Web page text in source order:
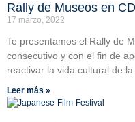
Rally de Museos en
17 marzo, 2022
Te presentamos el Rally de
consecutivo y con el fin de
reactivar la vida cultural de la
Leer más »